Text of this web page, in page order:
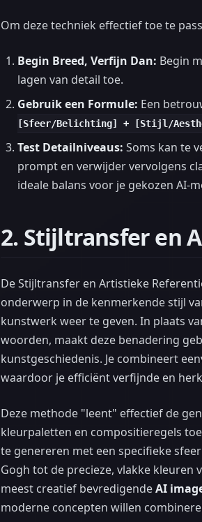
Om deze techniek effectief toe te
Begin Breed, Verfijn Dan: Begin
lagen van detail toe.
Gebruik een Formule: Een
[Sfeer/Belichting] + [Stijl/
Test Detailniveaus: Soms kan te
prompt en verwijder vervolgens
ideale balans voor je gekozen AI-
2. Stijltransfer en
De Stijltransfer en Artistieke
onderwerp in de kenmerkende stijl
kunstwerk weer te geven. In plaats
woorden, maakt deze benadering
kunstgeschiedenis. Je combineert
waardoor je efficiënt verfijnde en
Deze methode "leent" effectief de
kleurpaletten en compositieregels
te genereren met een specifieke
Gogh tot de precieze, vlakke kleuren
meest creatief bevredigendeAI
moderne concepten willen